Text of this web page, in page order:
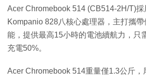
Acer Chromebook 514 (CB514-2H/T)採
Kompanio 828八核心處理器，主打攜
能，提供最高15小時的電池續航力，只
充電50%。
Acer Chromebook 514重量僅1.3公斤，